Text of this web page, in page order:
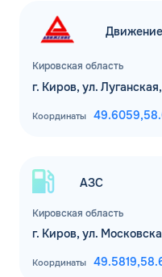
Кировская область
Движение
г. Киров, ул.
Координаты 49.6059,
Кировская область
АЗС
г. Киров, ул.
Координаты 49.5819,